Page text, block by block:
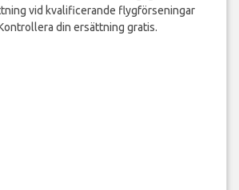
vid kvalificerande flygförseningar
din ersättning gratis.